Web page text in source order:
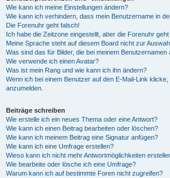
Wie kann ich meine Einstellungen ändern?
Wie kann ich verhindern, dass mein Benutzername in
Die Forenuhr geht falsch!
Ich habe die Zeitzone eingestellt, aber die Forenuhr
Meine Sprache steht auf diesem Board nicht zur
Was sind das für Bilder, die bei meinem Benutzernamen
Wie verwende ich einen Avatar?
Was ist mein Rang und wie kann ich ihn ändern?
Wenn ich bei einem Benutzer auf den E-Mail-Link
anzumelden.
Beiträge schreiben
Wie erstelle ich ein neues Thema oder eine Antwort?
Wie kann ich einen Beitrag bearbeiten oder löschen?
Wie kann ich meinem Beitrag eine Signatur anfügen?
Wie kann ich eine Umfrage erstellen?
Wieso kann ich nicht mehr Antwortmöglichkeiten
Wie bearbeite oder lösche ich eine Umfrage?
Warum kann ich auf bestimmte Foren nicht zugreifen?